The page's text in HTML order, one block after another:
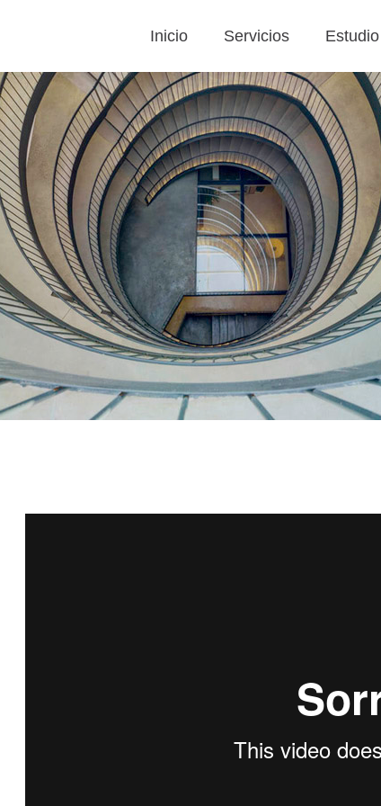
Inicio Servicios Estudio